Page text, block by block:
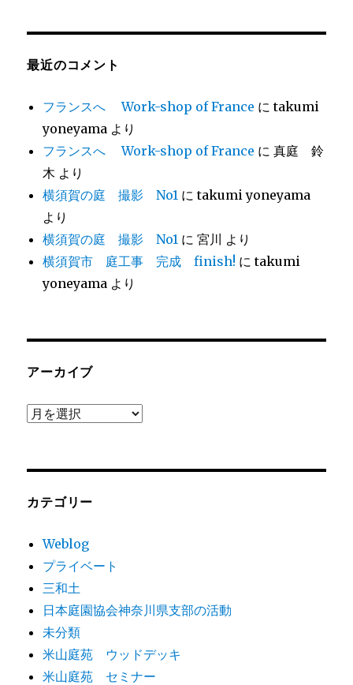
最近のコメント
フランスへ Work-shop of France にtakumi
yoneyama より
フランスへ Work-shop of France に真庭 鈴
木 より
横須賀の庭 撮影 No1 にtakumi yoneyama
より
横須賀の庭 撮影 No1 に宮川 より
横須賀市 庭工事 完成 finish! にtakumi
yoneyama より
アーカイブ
ア
ブ
カテゴリー
Weblog
プライベート
三和土
日本庭園協会神奈川県支部の活動
未分類
米山庭苑 ウッドデッキ
米山庭苑 セミナー